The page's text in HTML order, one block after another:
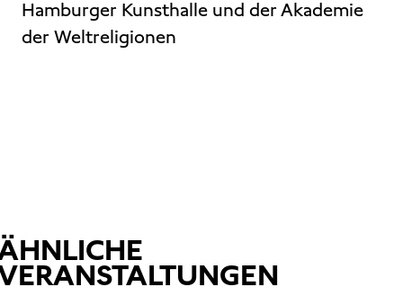
Hamburger Kunsthalle und der Akademie
der Weltreligionen